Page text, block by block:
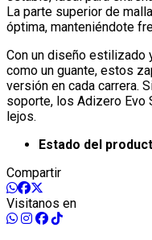
La parte superior de
óptima, manteniéndote
Con un diseño estilizado
como un guante, estos
versión en cada carrera.
soporte, los Adizero Evo
lejos.
Estado del
Compartir
Visitanos en